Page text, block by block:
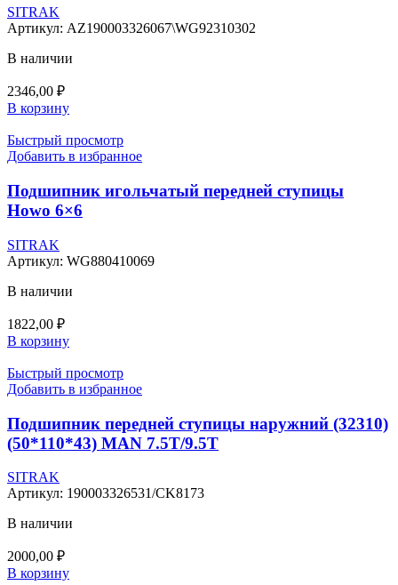
SITRAK
Артикул: AZ190003326067\WG92310302
В наличии
2346,00 ₽
В корзину
Быстрый просмотр
Добавить в избранное
Подшипник игольчатый передней ступицы
Howo 6×6
SITRAK
Артикул: WG880410069
В наличии
1822,00 ₽
В корзину
Быстрый просмотр
Добавить в избранное
Подшипник передней ступицы наружний (32310)
(50*110*43) MAN 7.5T/9.5T
SITRAK
Артикул: 190003326531/CK8173
В наличии
2000,00 ₽
В корзину